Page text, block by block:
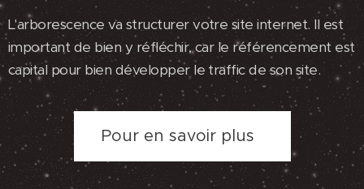
L'arborescence va structurer votre site internet. Il est
important de bien y réfléchir, car le référencement est
capital pour bien développer le traffic de son site.
Pour en savoir plus